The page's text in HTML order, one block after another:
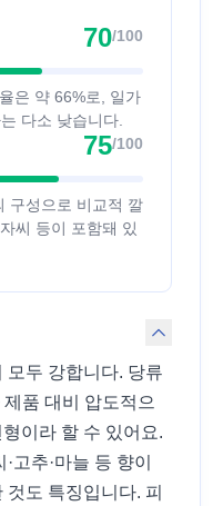
70/100
은 약 66%로, 일가
다소 낮습니다.
75/100
구성으로 비교적 깔
씨 등이 포함돼 있
모두 강합니다. 당류
품 대비 압도적으
형이라 할 수 있어요.
고추·마늘 등 향이
도 특징입니다. 피